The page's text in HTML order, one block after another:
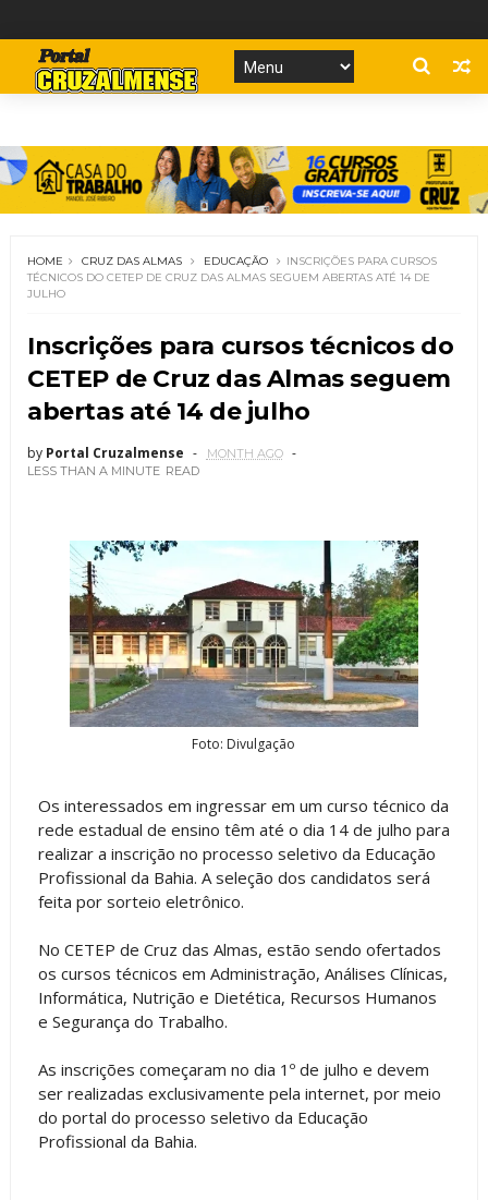
HOME CRUZ DAS ALMAS EDUCAÇÃO
INSCRIÇÕES PARA CURSOS
TÉCNICOS DO CETEP DE CRUZ DAS ALMAS SEGUEM ABERTAS ATÉ 14 DE
JULHO
Inscrições para cursos técnicos do
CETEP de Cruz das Almas seguem
abertas até 14 de julho
by Portal Cruzalmense
MONTH AGO
LESS THAN A MINUTE READ
Foto: Divulgação
Os interessados em ingressar em um curso técnico da
rede estadual de ensino têm até o dia 14 de julho para
realizar a inscrição no processo seletivo da Educação
Profissional da Bahia. A seleção dos candidatos será
feita por sorteio eletrônico.
No CETEP de Cruz das Almas, estão sendo ofertados
os cursos técnicos em Administração, Análises Clínicas,
Informática, Nutrição e Dietética, Recursos Humanos
e Segurança do Trabalho.
As inscrições começaram no dia 1º de julho e devem
ser realizadas exclusivamente pela internet, por meio
do portal do processo seletivo da Educação
Profissional da Bahia.